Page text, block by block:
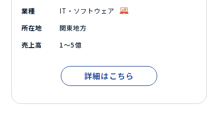
業種
IT・ソフトウェア
所在地
関東地方
売上高
1～5億
詳細はこちら